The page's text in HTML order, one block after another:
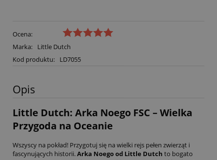
Ocena:
Marka:
Little Dutch
Kod produktu:
LD7055
Opis
Little Dutch: Arka Noego FSC – Wielka
Przygoda na Oceanie
Wszyscy na pokład! Przygotuj się na wielki rejs pełen zwierząt i
fascynujących historii.Arka Noego od Little Dutch to bogato